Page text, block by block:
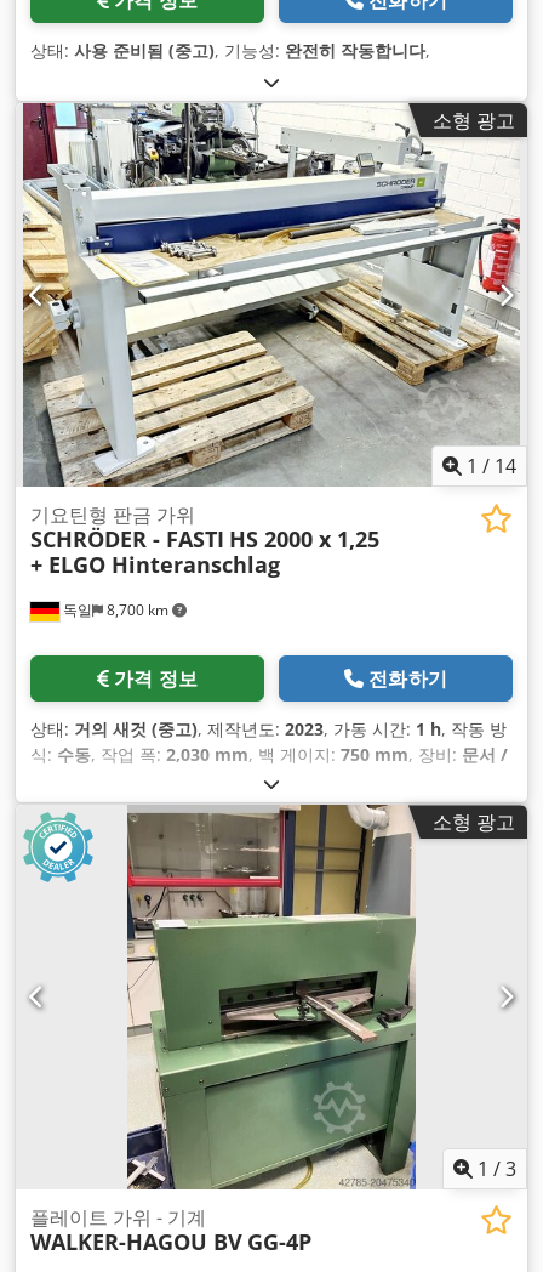
상태: 사용 준비됨 (중고), 기능성: 완전히 작동합니다,
소형 광고
1 / 14
독일 8,700 km
기요틴형 판금 가위
SCHRÖDER - FASTI HS 2000 x 1,25
+ ELGO Hinteranschlag
가격 정보 전화하기
상태: 거의 새것 (중고), 제작년도: 2023, 가동 시간: 1 h, 작동 방
식: 수동, 작업 폭: 2,030 mm, 백 게이지: 750 mm, 장비: 문서 /
매뉴얼, 타입 플레이트 사용 가능,
소형 광고
1 /3
플레이트 가위 - 기계
WALKER-HAGOU BV GG-4P